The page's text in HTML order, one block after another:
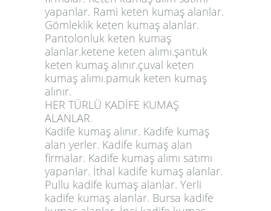
yapanlar. Rami keten kumaş alanlar.
Gömleklik keten kumaş alanlar.
Pantolonluk keten kumaş
alanlar.ketene keten alımı.şantuk
keten kumaş alınır.çuval keten
kumaş alımı.pamuk keten kumaş
alınır.
HER TÜRLÜ KADİFE KUMAŞ
ALANLAR.
Kadife kumaş alınır. Kadife kumaş
alan yerler. Kadife kumaş alan
firmalar. Kadife kumaş alımı satımı
yapanlar. İthal kadife kumaş alanlar.
Pullu kadife kumaş alanlar. Yerli
kadife kumaş alanlar. Bursa kadife